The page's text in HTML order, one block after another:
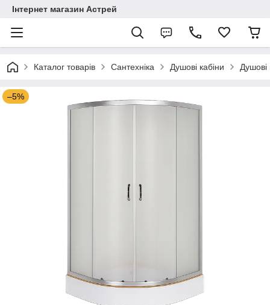
Інтернет магазин Астрей
Каталог товарів Сантехніка Душові кабіни Душові
–5%